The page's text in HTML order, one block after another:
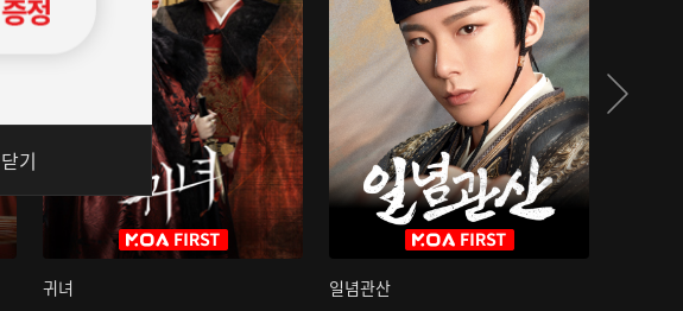
귀녀 일념관산
닫기